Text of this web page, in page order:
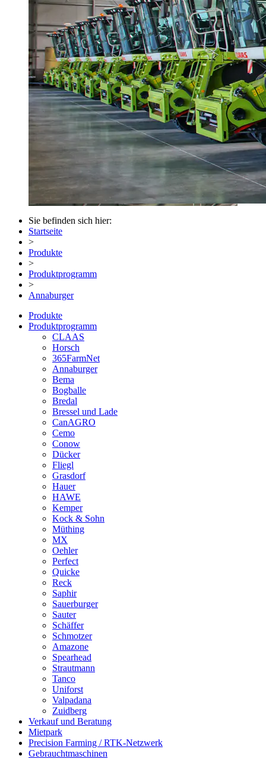
Sie befinden sich hier:
Startseite
>
Produkte
>
Produktprogramm
>
Annaburger
Produkte
Produktprogramm
CLAAS
Horsch
365FarmNet
Annaburger
Bema
Bogballe
Bredal
Bressel und Lade
CanAGRO
Cemo
Conow
Dücker
Fliegl
Grasdorf
Hauer
HAWE
Kemper
Kock & Sohn
Müthing
MX
Oehler
Perfect
Quicke
Reck
Saphir
Sauerburger
Sauter
Schäffer
Schmotzer
Amazone
Spearhead
Strautmann
Tanco
Uniforst
Valpadana
Zuidberg
Verkauf und Beratung
Mietpark
Precision Farming / RTK-Netzwerk
Gebrauchtmaschinen